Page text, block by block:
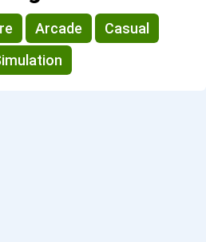
Arcade
Casual